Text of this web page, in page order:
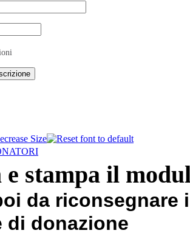
e stampa il
da riconsegnare
di donazione